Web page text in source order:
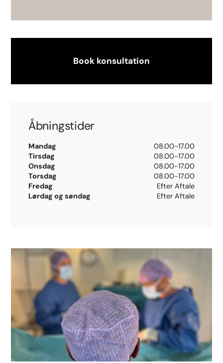
Book konsultation
Åbningstider
Mandag
08.00-17.00
Tirsdag
08.00-17.00
Onsdag
08.00-17.00
Torsdag
08.00-17.00
Fredag
Efter Aftale
Lørdag og søndag
Efter Aftale